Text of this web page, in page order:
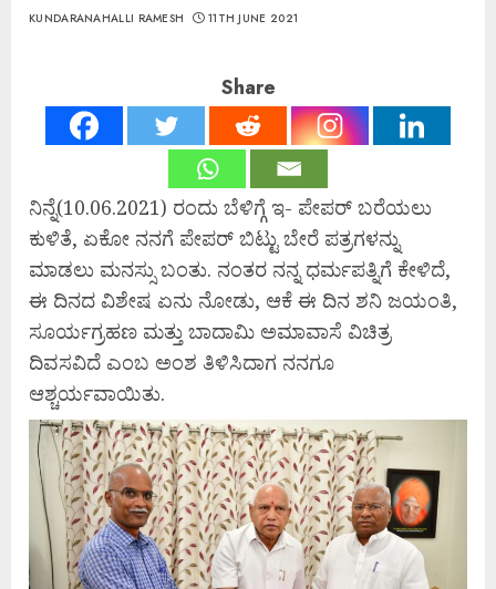
KUNDARANAHALLI RAMESH 11TH JUNE 2021
Share
ನಿನ್ನೆ(10.06.2021) ರಂದು ಬೆಳಿಗ್ಗೆ ಇ- ಪೇಪರ್ ಬರೆಯಲು
ಕುಳಿತೆ, ಏಕೋ ನನಗೆ ಪೇಪರ್ ಬಿಟ್ಟು ಬೇರೆ ಪತ್ರಗಳನ್ನು
ಮಾಡಲು ಮನಸ್ಸು ಬಂತು. ನಂತರ ನನ್ನ ಧರ್ಮಪತ್ನಿಗೆ ಕೇಳಿದೆ,
ಈ ದಿನದ ವಿಶೇಷ ಏನು ನೋಡು, ಆಕೆ ಈ ದಿನ ಶನಿ ಜಯಂತಿ,
ಸೂರ್ಯಗ್ರಹಣ ಮತ್ತು ಬಾದಾಮಿ ಅಮಾವಾಸೆ ವಿಚಿತ್ರ
ದಿವಸವಿದೆ ಎಂಬ ಅಂಶ ತಿಳಿಸಿದಾಗ ನನಗೂ
ಆಶ್ಚರ್ಯವಾಯಿತು.